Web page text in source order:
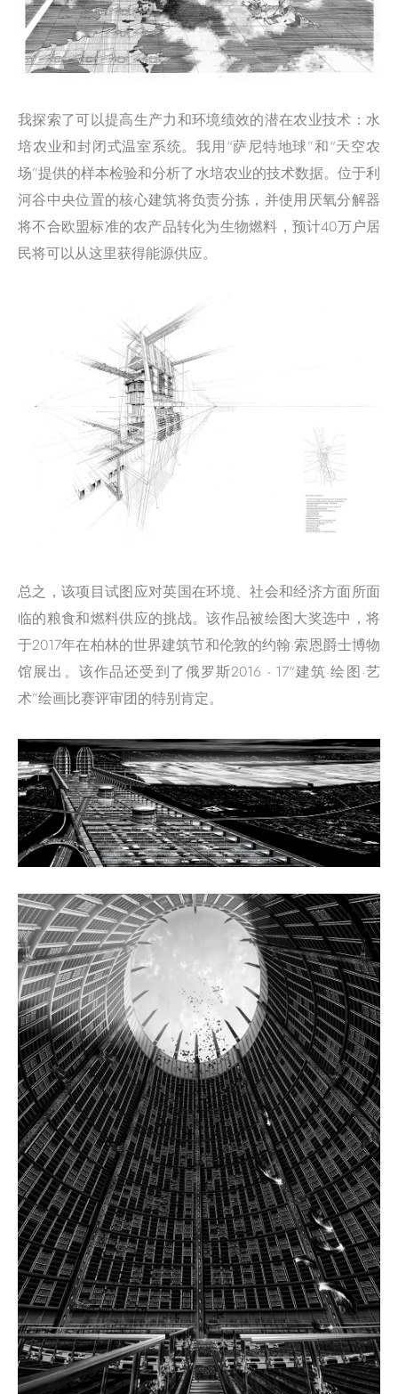
我探索了可以提高生产力和环境绩效的潜在农业技术：水
培农业和封闭式温室系统。我用“萨尼特地球”和“天空农
场”提供的样本检验和分析了水培农业的技术数据。位于利
河谷中央位置的核心建筑将负责分拣，并使用厌氧分解器
将不合欧盟标准的农产品转化为生物燃料，预计40万户居
民将可以从这里获得能源供应。
总之，该项目试图应对英国在环境、社会和经济方面所面
临的粮食和燃料供应的挑战。该作品被绘图大奖选中，将
于2017年在柏林的世界建筑节和伦敦的约翰·索恩爵士博物
馆展出。该作品还受到了俄罗斯2016 - 17“建筑·绘图·艺
术”绘画比赛评审团的特别肯定。